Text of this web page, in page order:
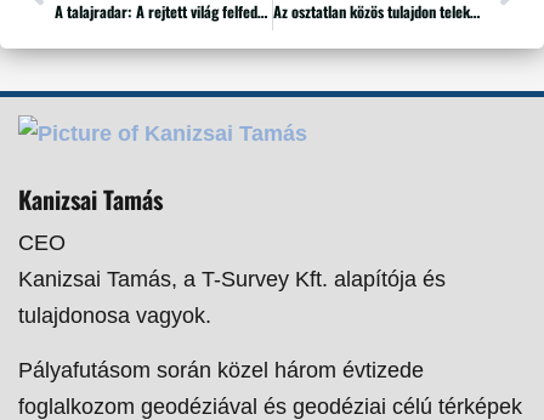
A talajradar: A rejtett világ felfedezése a geodéziában Az osztatlan közös tulajdon telekmegosztása
Kanizsai Tamás
CEO
Kanizsai Tamás, a T-Survey Kft. alapítója és
tulajdonosa vagyok.
Pályafutásom során közel három évtizede
foglalkozom geodéziával és geodéziai célú térképek